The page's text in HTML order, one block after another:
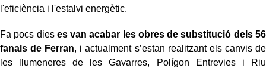
l'eficiència i l'estalvi energètic.
Fa pocs dies es van acabar les obres de substitució dels 56
fanals de Ferran, i actualment s’estan realitzant els canvis de
les llumeneres de les Gavarres, Polígon Entrevies i Riu